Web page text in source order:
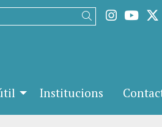
Link a
Cercar
Institucions